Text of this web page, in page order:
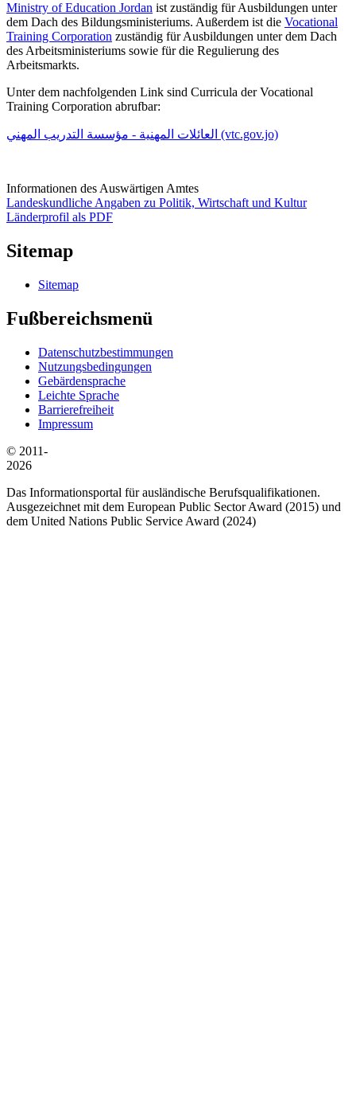
Ministry of Education Jordan ist zuständig für Ausbildungen unter
dem Dach des Bildungsministeriums. Außerdem ist die Vocational
Training Corporation zuständig für Ausbildungen unter dem Dach
des Arbeitsministeriums sowie für die Regulierung des
Arbeitsmarkts.
Unter dem nachfolgenden Link sind Curricula der Vocational
Training Corporation abrufbar:
العائلات المهنية - مؤسسة التدريب المهني (vtc.gov.jo)
Informationen des Auswärtigen Amtes
Landeskundliche Angaben zu Politik, Wirtschaft und Kultur
Länderprofil als PDF
Sitemap
Sitemap
Fußbereichsmenü
Datenschutzbestimmungen
Nutzungsbedingungen
Gebärdensprache
Leichte Sprache
Barrierefreiheit
Impressum
© 2011-
2026
Das Informationsportal für ausländische Berufsqualifikationen.
Ausgezeichnet mit dem European Public Sector Award (2015) und
dem United Nations Public Service Award (2024)